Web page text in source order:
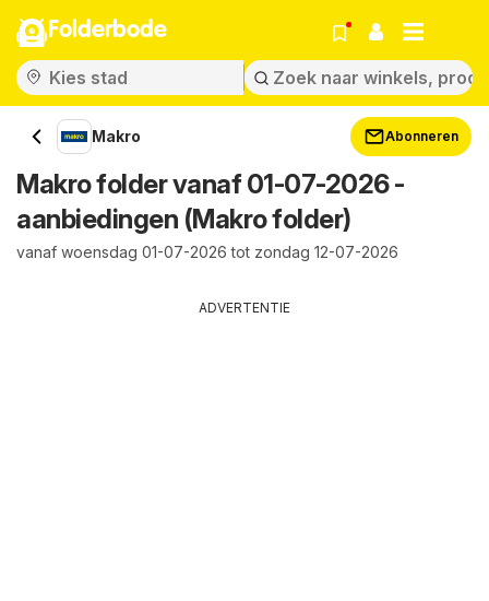
Folderbode
Makro Abonneren
Makro folder vanaf 01-07-2026 -
aanbiedingen (Makro folder)
vanaf woensdag 01-07-2026 tot zondag 12-07-2026
ADVERTENTIE